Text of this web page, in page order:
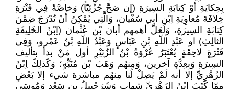
بِحِكايَةِ أَوْ كِتابَةِ السِيرَةِ (إن صَحَّ جُزْئِيّاً) وَخاصَّةً فِي فَتْرَةِ
خِلافَةَ مُعاوِيَةِ اِبْنِ أبي سُفْيان، وَالَّتِي يُمْكِنُ أَنْ تُدْرَجَ ضِمْنَ
كِتابَةِ السِيرَةِ، وَلَعَلَّ أهمهم أبان بْن عُثْمان (اِبْنُ الخَلِيفَةِ
الثالِثِ) او عَبْدِ اللّٰهِ بْنِ عَبّاسٍ وَعَبْدُ اللّٰهِ بْنُ عَمْرو، وَفِي
فَتْرَةٍ لاحِقَةٍ يُعْتَبَرُ عُرْوَةُ بْنُ الزُبَيْرِ أول مَنْ بدأ بتأليف
السِيرَةِ وَبِعِدَّةٍ آخرين، وَمِنهُم وَهَبَ بْن مُنَبِّهٍ؛ وَكَذٰلِكَ اِبْنُ
الزُهْرِيِّ إلا أنه لَمْ يَصِلْ لَنا مِنهُم مباشرة شيء إلا بَعْضٍ
مِمّا كَتَبَ اِبْنُ الزَهْرِيِّ شِهاب وَشَرَحْبِيلُ بِن سَعْد وَمُوسَى